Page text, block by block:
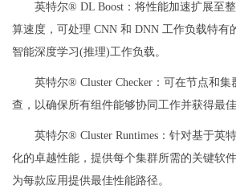
英特尔® DL Boost：将性能加速扩展至
算速度，可处理 CNN 和 DNN 工作负载特有
智能深度学习(推理)工作负载。
英特尔® Cluster Checker：可在节点和
查，以确保所有组件能够协同工作并获得最佳
英特尔® Cluster Runtimes：针对基于英
化的卓越性能，提供每个集群所需的关键软
为每款应用提供最佳性能路径。